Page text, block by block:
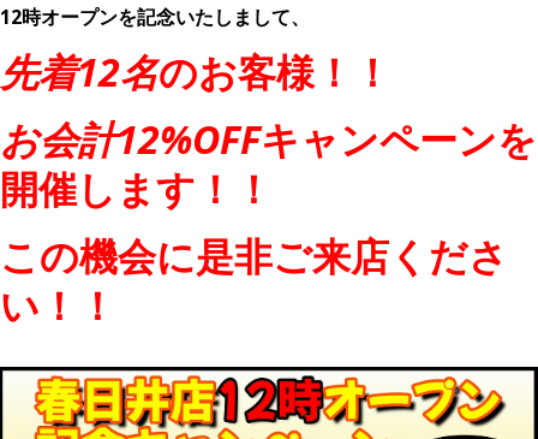
12時オープンを記念いたしまして、
先着12名のお客様！！
お会計12%OFFキャンペーンを
開催します！！
この機会に是非ご来店くださ
い！！